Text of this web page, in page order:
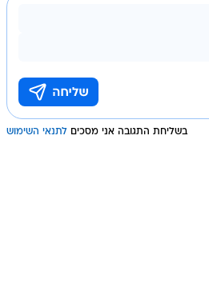
בשליחת התגובה אני מסכים לתנאי השימוש